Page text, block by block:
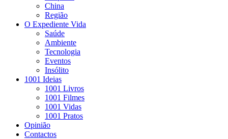
China
Região
O Expediente Vida
Saúde
Ambiente
Tecnologia
Eventos
Insólito
1001 Ideias
1001 Livros
1001 Filmes
1001 Vidas
1001 Pratos
Opinião
Contactos